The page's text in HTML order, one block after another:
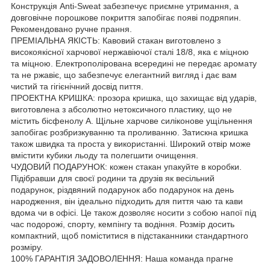
Конструкція Anti-Sweat забезпечує приємне утримання, а
довговічне порошкове покриття запобігає появі подряпин.
Рекомендовано ручне прання.
ПРЕМІАЛЬНА ЯКІСТЬ: Кавовий стакан виготовлено з
високоякісної харчової нержавіючої сталі 18/8, яка є міцною
та міцною. Електрополірована всередині не передає аромату
та не ржавіє, що забезпечує елегантний вигляд і дає вам
чистий та гігієнічний досвід пиття.
ПРОЕКТНА КРИШКА: прозора кришка, що захищає від ударів,
виготовлена з абсолютно нетоксичного пластику, що не
містить бісфенолу А. Щільне харчове силіконове ущільнення
запобігає розбризкуванню та проливанню. Затискна кришка
також швидка та проста у використанні. Широкий отвір може
вмістити кубики льоду та полегшити очищення.
ЧУДОВИЙ ПОДАРУНОК: кожен стакан упакуйте в коробки.
Підібравши для своєї родини та друзів як весільний
подарунок, різдвяний подарунок або подарунок на день
народження, він ідеально підходить для пиття чаю та кави
вдома чи в офісі. Це також дозволяє носити з собою напої під
час подорожі, спорту, кемпінгу та водіння. Розмір досить
компактний, щоб поміститися в підстаканники стандартного
розміру.
100% ГАРАНТІЯ ЗАДОВОЛЕННЯ: Наша команда прагне